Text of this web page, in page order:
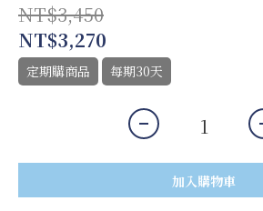
NT$3,450
NT$3,270
定期購商品 每期30天
加入購物車